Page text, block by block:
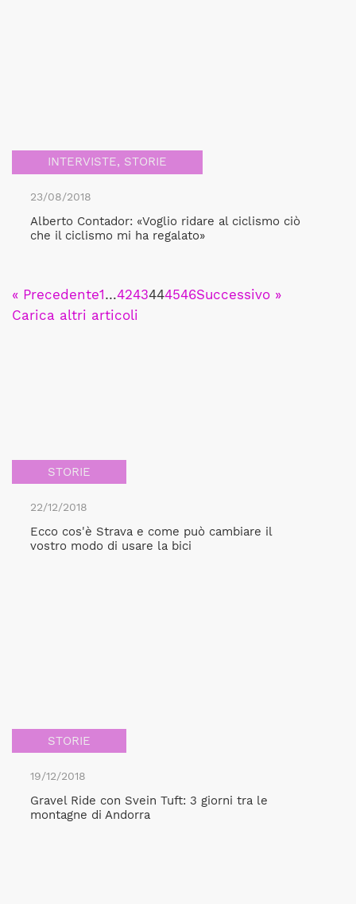
INTERVISTE, STORIE
23/08/2018
Alberto Contador: «Voglio ridare al ciclismo ciò
che il ciclismo mi ha regalato»
« Precedente1…4243444546Successivo »
Carica altri articoli
STORIE
22/12/2018
Ecco cos'è Strava e come può cambiare il
vostro modo di usare la bici
STORIE
19/12/2018
Gravel Ride con Svein Tuft: 3 giorni tra le
montagne di Andorra